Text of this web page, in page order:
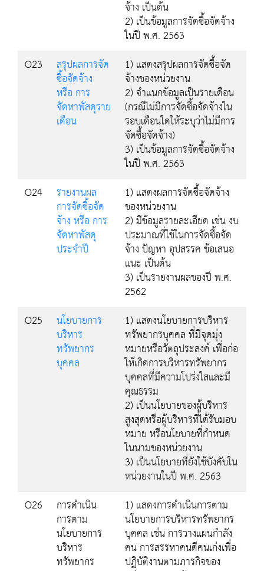
จ้าง เป็นต้น
2) เป็นข้อมูลการจัดซื้อจัดจ้าง
ในปี พ.ศ. 2563
O23
สรุปผลการจัด
ซื้อจัดจ้าง
หรือ การ
จัดหาพัสดุราย
เดือน
1) แสดงสรุปผลการจัดซื้อจัด
จ้างของหน่วยงาน
2) จำแนกข้อมูลเป็นรายเดือน
(กรณีไม่มีการจัดซื้อจัดจ้างใน
รอบเดือนใดให้ระบุว่าไม่มีการ
จัดซื้อจัดจ้าง)
3) เป็นข้อมูลการจัดซื้อจัดจ้าง
ในปี พ.ศ. 2563
O24
รายงานผล
การจัดซื้อจัด
จ้าง หรือ การ
จัดหาพัสดุ
ประจำปี
1) แสดงผลการจัดซื้อจัดจ้าง
ของหน่วยงาน
2) มีข้อมูลรายละเอียด เช่น งบ
ประมาณที่ใช้ในการจัดซื้อจัด
จ้าง ปัญหา อุปสรรค ข้อเสนอ
แนะ เป็นต้น
3) เป็นรายงานผลของปี พ.ศ.
2562
O25
นโยบายการ
บริหาร
ทรัพยากร
บุคคล
1) แสดงนโยบายการบริหาร
ทรัพยากรบุคคล ที่มีจุดมุ่ง
หมายหรือวัตถุประสงค์ เพื่อก่อ
ให้เกิดการบริหารทรัพยากร
บุคคลที่มีความโปร่งใสและมี
คุณธรรม
2) เป็นนโยบายของผู้บริหาร
สูงสุดหรือผู้บริหารที่ได้รับมอบ
หมาย หรือนโยบายที่กำหนด
ในนามของหน่วยงาน
3) เป็นนโยบายที่ยังใช้บังคับใน
หน่วยงานในปี พ.ศ. 2563
O26
การดำเนิน
การตาม
นโยบายการ
บริหาร
ทรัพยากร
1) แสดงการดำเนินการตาม
นโยบายการบริหารทรัพยากร
บุคคล เช่น การวางแผนกำลัง
คน การสรรหาคนดีคนเก่งเพื่อ
ปฏิบัติงานตามภารกิจของ